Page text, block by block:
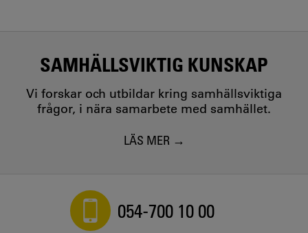
SAMHÄLLSVIKTIG KUNSKAP
Vi forskar och utbildar kring samhällsviktiga
frågor, i nära samarbete med samhället.
LÄS MER
054-700 10 00